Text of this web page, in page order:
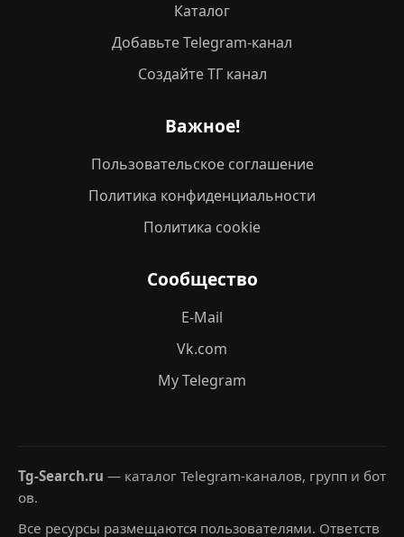
Каталог
Добавьте Telegram-канал
Создайте ТГ канал
Важное!
Пользовательское соглашение
Политика конфиденциальности
Политика cookie
Сообщество
E-Mail
Vk.com
My Telegram
Tg-Search.ru — каталог Telegram-каналов, групп и бот
ов.
Все ресурсы размещаются пользователями. Ответств